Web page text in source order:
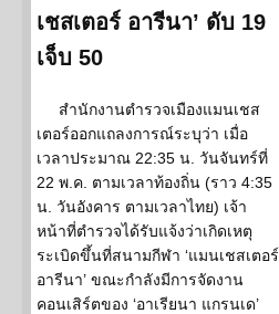
เชสเตอร์ อารีนา’ ดับ 19
เจ็บ 50
สำนักงานตำรวจเมืองแมนเชส
เตอร์ออกแถลงการณ์ระบุว่า เมื่อ
เวลาประมาณ 22:35 น. วันจันทร์ที่
22 พ.ค. ตามเวลาท้องถิ่น (ราว 4:35
น. วันอังคาร ตามเวลาไทย) เจ้า
หน้าที่ตำรวจได้รับแจ้งว่าเกิดเหตุ
ระเบิดขึ้นที่สนามกีฬา ‘แมนเชสเตอร์
อารีนา’ ขณะกำลังมีการจัดงาน
คอนเสิร์ตของ ‘อาเรียนา แกรนเด’